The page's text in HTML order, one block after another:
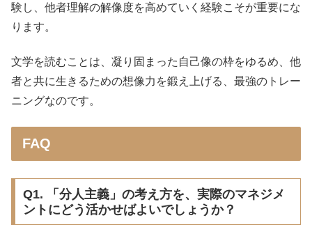
験し、他者理解の解像度を高めていく経験こそが重要にな
ります。
文学を読むことは、凝り固まった自己像の枠をゆるめ、他
者と共に生きるための想像力を鍛え上げる、最強のトレー
ニングなのです。
FAQ
Q1. 「分人主義」の考え方を、実際のマネジメ
ントにどう活かせばよいでしょうか？